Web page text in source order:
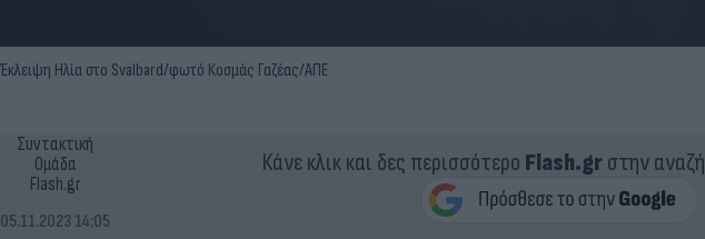
Έκλειψη Ηλία στο Svalbard/φωτό Κοσμάς Γαζέας/ΑΠΕ
Συντακτική
Ομάδα
Flash.gr
05.11.2023 14:05
Κάνε κλικ και δες περισσότερο Flash.grστην